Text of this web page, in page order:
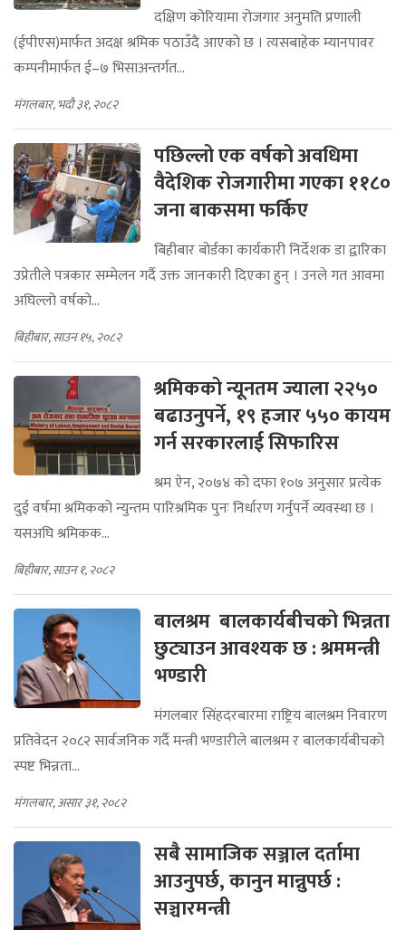
दक्षिण कोरियामा रोजगार अनुमति प्रणाली
(ईपीएस)मार्फत अदक्ष श्रमिक पठाउँदै आएको छ । त्यसबाहेक म्यानपावर
कम्पनीमार्फत ई–७ भिसाअन्तर्गत...
मंगलबार, भदौ ३१, २०८२
पछिल्लो एक वर्षको अवधिमा
वैदेशिक रोजगारीमा गएका ११८०
जना बाकसमा फर्किए
बिहीबार बोर्डका कार्यकारी निर्देशक डा द्वारिका
उप्रेतीले पत्रकार सम्मेलन गर्दै उक्त जानकारी दिएका हुन् । उनले गत आवमा
अघिल्लो वर्षको...
बिहीबार, साउन १५, २०८२
श्रमिकको न्यूनतम ज्याला २२५०
बढाउनुपर्ने, १९ हजार ५५० कायम
गर्न सरकारलाई सिफारिस
श्रम ऐन, २०७४ को दफा १०७ अनुसार प्रत्येक
दुई वर्षमा श्रमिकको न्युन्तम पारिश्रमिक पुनः निर्धारण गर्नुपर्ने व्यवस्था छ ।
यसअघि श्रमिकक...
बिहीबार, साउन १, २०८२
बालश्रम बालकार्यबीचको भिन्नता
छुट्याउन आवश्यक छ : श्रममन्त्री
भण्डारी
मंगलबार सिंहदरबारमा राष्ट्रिय बालश्रम निवारण
प्रतिवेदन २०८२ सार्वजनिक गर्दै मन्त्री भण्डारीले बालश्रम र बालकार्यबीचको
स्पष्ट भिन्नता...
मंगलबार, असार ३१, २०८२
सबै सामाजिक सञ्जाल दर्तामा
आउनुपर्छ, कानुन मान्नुपर्छ :
सञ्चारमन्त्री